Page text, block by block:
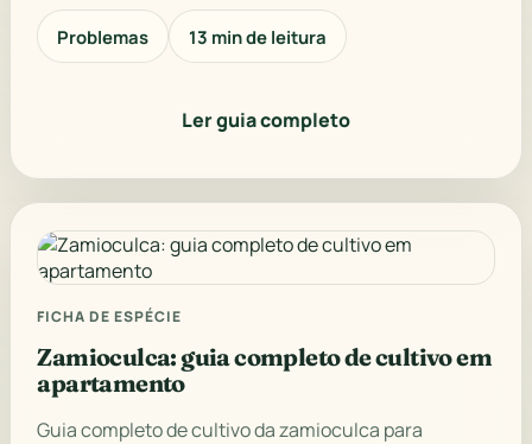
Problemas 13 min de leitura
Ler guia completo
FICHA DE ESPÉCIE
Zamioculca: guia completo de cultivo em
apartamento
Guia completo de cultivo da zamioculca para